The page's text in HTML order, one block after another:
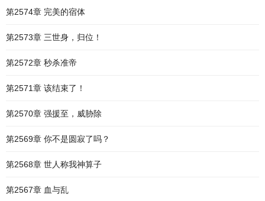
第2574章 完美的宿体
第2573章 三世身，归位！
第2572章 秒杀准帝
第2571章 该结束了！
第2570章 强援至，威胁除
第2569章 你不是圆寂了吗？
第2568章 世人称我神算子
第2567章 血与乱